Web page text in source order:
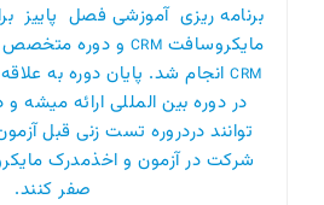
برنامه ریزی آموزشی فصل پاییز
مایکروسافت CRM و دوره متخصص
CRMانجام شد. پایان دوره به
در دوره بین المللی ارائه میشه
توانند دردروره تست زنی قبل
شرکت در آزمون و اخذمدرک
صفر کنند.